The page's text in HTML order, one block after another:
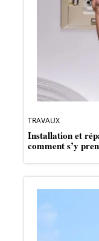
TRAVAUX
Installation et
comment s’y